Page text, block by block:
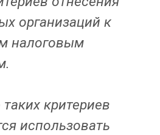
организаций к
налоговым
критериев
использовать